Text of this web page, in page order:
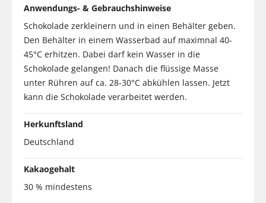
Anwendungs- & Gebrauchshinweise
Schokolade zerkleinern und in einen Behälter geben.
Den Behälter in einem Wasserbad auf maximnal 40-
45°C erhitzen. Dabei darf kein Wasser in die
Schokolade gelangen! Danach die flüssige Masse
unter Rühren auf ca. 28-30°C abkühlen lassen. Jetzt
kann die Schokolade verarbeitet werden.
Herkunftsland
Deutschland
Kakaogehalt
30 % mindestens